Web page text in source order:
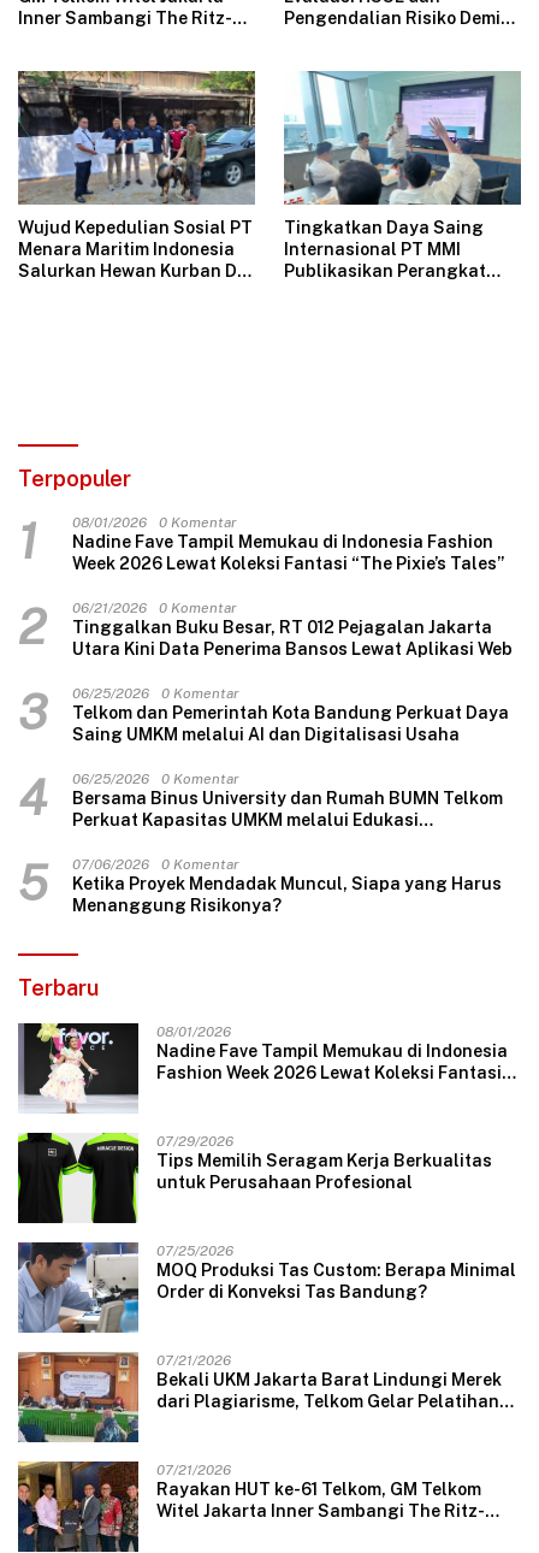
Inner Sambangi The Ritz-
Industri Hospitality
Pengendalian Risiko Demi
Wujud Kepedulian Sosial PT
Menara Maritim Indonesia
Salurkan Hewan Kurban Di
Tingkatkan Daya Saing
Internasional PT MMI
Publikasikan Perangkat
Terpopuler
1 08/01/2026 0 Komentar
Nadine Fave Tampil Memukau di Indonesia Fashion
Week 2026 Lewat Koleksi Fantasi “The Pixie’s Tales”
2 06/21/2026 0 Komentar
Tinggalkan Buku Besar, RT 012 Pejagalan Jakarta
Utara Kini Data Penerima Bansos Lewat Aplikasi Web
3 06/25/2026 0 Komentar
Telkom dan Pemerintah Kota Bandung Perkuat Daya
Saing UMKM melalui AI dan Digitalisasi Usaha
4 06/25/2026 0 Komentar
Bersama Binus University dan Rumah BUMN Telkom
Perkuat Kapasitas UMKM melalui Edukasi
Harga Jual
5 07/06/2026 0 Komentar
Ketika Proyek Mendadak Muncul, Siapa yang Harus
Menanggung Risikonya?
Terbaru
08/01/2026
Nadine Fave Tampil Memukau di Indonesia
Fashion Week 2026 Lewat Koleksi Fantasi
07/29/2026
Tips Memilih Seragam Kerja Berkualitas
untuk Perusahaan Profesional
07/25/2026
MOQ Produksi Tas Custom: Berapa Minimal
Order di Konveksi Tas Bandung?
07/21/2026
Bekali UKM Jakarta Barat Lindungi Merek
dari Plagiarisme, Telkom Gelar Pelatihan
07/21/2026
Rayakan HUT ke-61 Telkom, GM Telkom
Witel Jakarta Inner Sambangi The Ritz-